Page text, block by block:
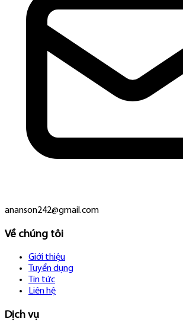
ananson242@gmail.com
Về chúng tôi
Giới thiệu
Tuyển dụng
Tin tức
Liên hệ
Dịch vụ